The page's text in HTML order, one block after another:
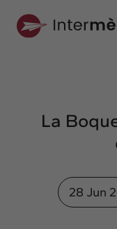
Nuestros
Interacción
Proyectos
La
28 Jun